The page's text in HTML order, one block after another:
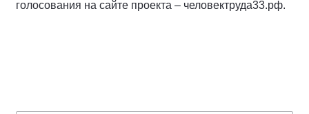
голосования на сайте проекта – человектруда33.рф.